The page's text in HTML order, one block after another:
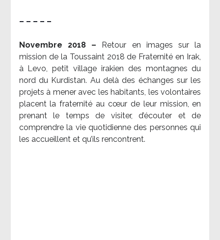
– – – – –
Novembre 2018 –
Retour en images sur la
mission de la Toussaint 2018 de Fraternité en Irak,
à Levo, petit village irakien des montagnes du
nord du Kurdistan. Au delà des échanges sur les
projets à mener avec les habitants, les volontaires
placent la fraternité au cœur de leur mission, en
prenant le temps de visiter, d’écouter et de
comprendre la vie quotidienne des personnes qui
les accueillent et qu’ils rencontrent.